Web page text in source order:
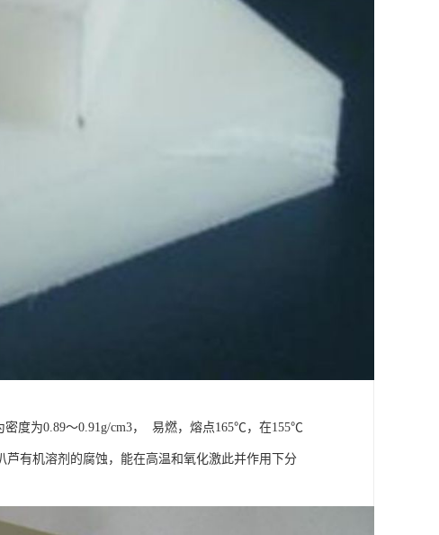
度为0.89～0.91g/cm3， 易燃，熔点165℃，在155℃
有机溶剂的腐蚀，能在高温和氧化激此并作用下分